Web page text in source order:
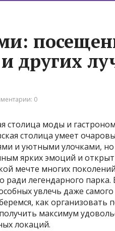
других
0
моды и
столица умеет
и уютными улочками,
ярких эмоций и
мечте многих
ради легендарного парка.
увлечь даже
как организовать
максимум
локаций.